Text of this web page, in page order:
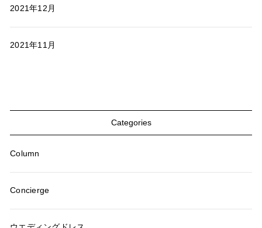
2021年12月
2021年11月
Categories
Column
Concierge